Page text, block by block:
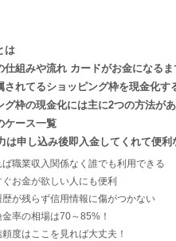
は
仕組みや流れ カードがお金になる
されてるショッピング枠を現金化す
グ枠の現金化には主に2つの方法が
ケース一覧
は申し込み後即入金してくれて便利
職業収入関係なく誰でも利用できる
お金が欲しい人にも便利
が残らず信用情報に傷がつかない
率の相場は70～85%！
度はここを見れば大丈夫！